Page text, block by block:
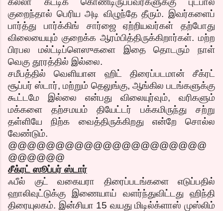
குறைந்தால் பெரிய அடி விழுந்தே தீரும். இவர்களைப்
பார்த்து பார்க்கிங் சார்ஜை ஏற்றியவர்கள் தற்போது
விலையையும் குறைக்க ஆரம்பித்திருக்கிறார்கள். மற்ற
பிரபல மல்ட்டிப்ளெஸுகளை இதை தொடரும் நாள்
வெகு தூரத்தில் இல்லை.
சமீபத்தில் வெளியான ஹிட் திரைப்படமான் சீக்ரட்
சூப்பர் ஸ்டார், மற்றும் தெலுங்கு, ஆங்கில படங்களுக்கு
கூட்டமே இல்லை என்பது விலையுர்வும், வரிகளும்
மக்களை தற்சமயம் தியேட்டர் பக்கமிருந்து சற்று
தள்ளியே நிற்க வைத்திருக்கிறது என்றே சொல்ல
வேண்டும்.
@@@@@@@@@@@@@@@@@@@@@
@@@@@@
சீக்ரட் ஸூப்பர் ஸ்டார்
ஃபீல் குட் வகையரா திரைப்படங்களை எடுப்பதில்
ஹாலிவுட்டுக்கு இணையாய் வளர்ந்துவிட்டது ஹிந்தி
திரையுலகம். இன்சியா 15 வயது மிடில்க்ளாஸ் முஸ்லிம்